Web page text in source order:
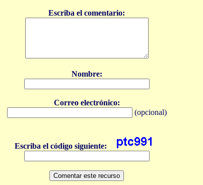
Escriba el comentario:
Nombre:
Correo electrónico:
(opcional)
Escriba el código siguiente: